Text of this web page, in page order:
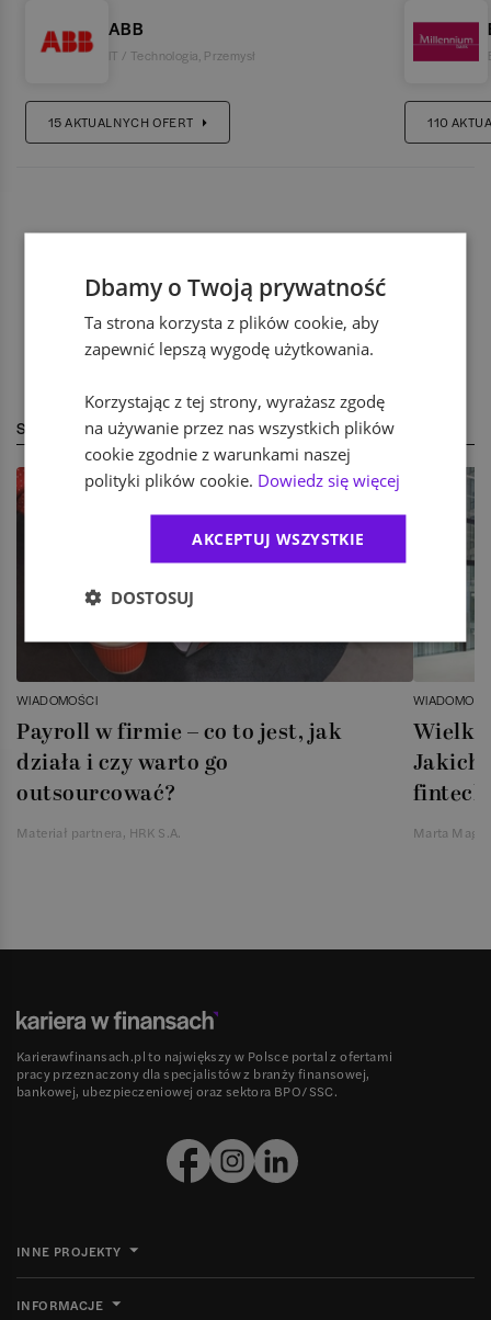
ABB
IT / Technologia Przemysł
15AKTUALNYCH OFERT 110
STREFA EKSPERTA
WIADOMOŚCI
Payroll w firmie – co to jest, jak
działa i czy warto go
outsourcować?
Materiał partnera, HRK S.A.
Jakich
Marta
Karierawfinansach.pl to największy w Polsce portal z ofertami
pracy przeznaczony dla specjalistów z branży finansowej,
bankowej, ubezpieczeniowej oraz sektora BPO/SSC.
INNE PROJEKTY
INFORMACJE
Dbamy o Twoją prywatność
Ta strona korzysta z plików cookie, aby
zapewnić lepszą wygodę użytkowania.
Korzystając z tej strony, wyrażasz zgodę
na używanie przez nas wszystkich plików
cookie zgodnie z warunkami naszej
polityki plików cookie. Dowiedz się więcej
AKCEPTUJ WSZYSTKIE
DOSTOSUJ